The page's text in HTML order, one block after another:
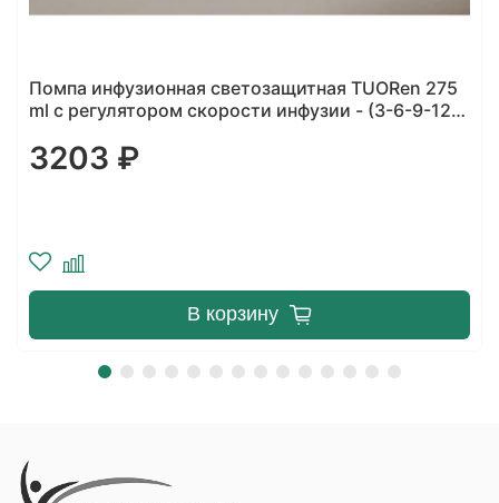
275
9-12)
Помпа инфузионная TUORen 275 ml с
скоростью
2400 ₽
В корзину